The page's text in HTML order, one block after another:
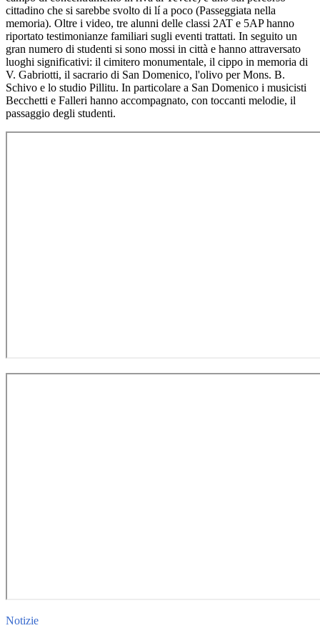
cittadino che si sarebbe svolto di lí a poco (Passeggiata nella
memoria). Oltre i video, tre alunni delle classi 2AT e 5AP hanno
riportato testimonianze familiari sugli eventi trattati. In seguito un
gran numero di studenti si sono mossi in città e hanno attraversato
luoghi significativi: il cimitero monumentale, il cippo in memoria di
V. Gabriotti, il sacrario di San Domenico, l'olivo per Mons. B.
Schivo e lo studio Pillitu. In particolare a San Domenico i musicisti
Becchetti e Falleri hanno accompagnato, con toccanti melodie, il
passaggio degli studenti.
Notizie